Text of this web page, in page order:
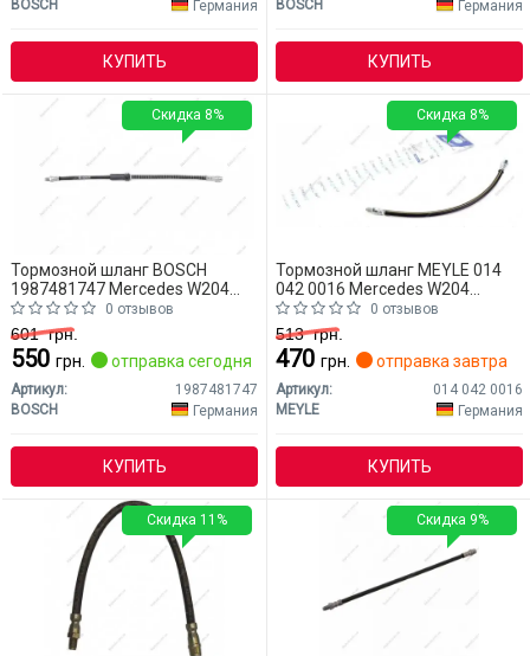
BOSCH Германия
КУПИТЬ
BOSCH Германия
КУПИТЬ
Тормозной шланг BOSCH
1987481747 Mercedes W204
(CLASS-C)
0 отзывов
601грн.
550 грн. отправка сегодня
Артикул:
1987481747
BOSCH
Германия
КУПИТЬ
Скидка 8%
Тормозной шланг MEYLE 014
042 0016 Mercedes W204
(CLASS-C)
0 отзывов
513грн.
470 грн. отправка завтра
Артикул:
014 042 0016
MEYLE
Германия
КУПИТЬ
Скидка 8%
Скидка 11% Скидка 9%